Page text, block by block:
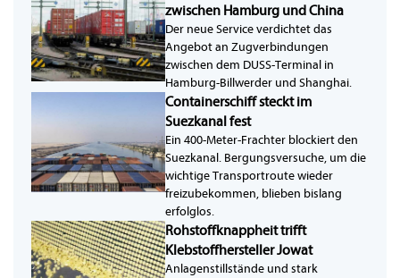
zwischen Hamburg und China
Der neue Service verdichtet das
Angebot an Zugverbindungen
zwischen dem DUSS-Terminal in
Hamburg-Billwerder und Shanghai.
Containerschiff steckt im
Suezkanal fest
Ein 400-Meter-Frachter blockiert den
Suezkanal. Bergungsversuche, um die
wichtige Transportroute wieder
freizubekommen, blieben bislang
erfolglos.
Rohstoffknappheit trifft
Klebstoffhersteller Jowat
Anlagenstillstände und stark